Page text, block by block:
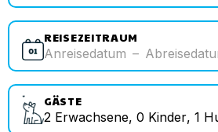
REISEZEITRAUM
Anreisedatum –
GÄSTE
2 Erwachsene, 0 Kinder, 1